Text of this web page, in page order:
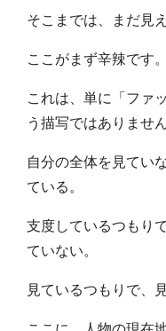
そこまでは、まだ見
ここがまず辛辣です。
これは、単に「ファ
う描写ではありません
自分の全体を見てい
ている。
支度しているつもり
ていない。
見ているつもりで、